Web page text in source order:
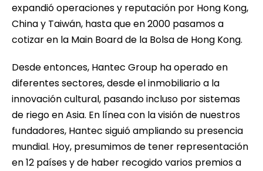
expandió operaciones y reputación por Hong Kong,
China y Taiwán, hasta que en 2000 pasamos a
cotizar en la Main Board de la Bolsa de Hong Kong.
Desde entonces, Hantec Group ha operado en
diferentes sectores, desde el inmobiliario a la
innovación cultural, pasando incluso por sistemas
de riego en Asia. En línea con la visión de nuestros
fundadores, Hantec siguió ampliando su presencia
mundial. Hoy, presumimos de tener representación
en 12 países y de haber recogido varios premios a